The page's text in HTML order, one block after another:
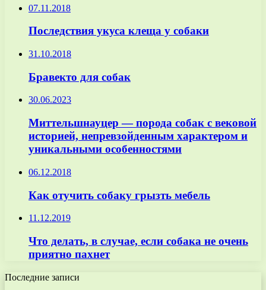
07.11.2018
Последствия укуса клеща у собаки
31.10.2018
Бравекто для собак
30.06.2023
Миттельшнауцер — порода собак с вековой
историей, непревзойденным характером и
уникальными особенностями
06.12.2018
Как отучить собаку грызть мебель
11.12.2019
Что делать, в случае, если собака не очень
приятно пахнет
Последние записи